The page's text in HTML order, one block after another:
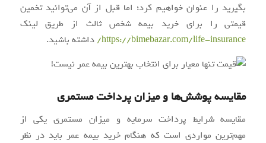
بگیرید را عنوان خواهیم کرد؛ اما قبل از آن می‌توانید تخمین
قیمتی را برای خرید بیمه شخص ثالث از طریق لینک
https://bimebazar.com/life-insurance/ داشته باشید.
مقایسه پوشش‌ها و میزان پرداخت مستمری
مقایسه شرایط پرداخت سرمایه و میزان مستمری یکی از
مهم‌ترین مواردی است که هنگام خرید بیمه عمر باید در نظر